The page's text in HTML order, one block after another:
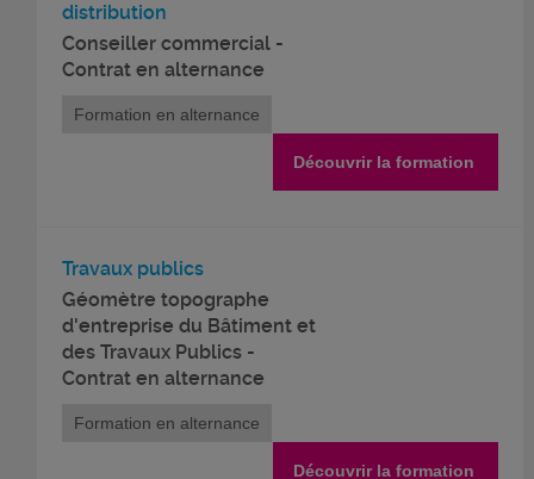
distribution
Conseiller commercial -
Contrat en alternance
Formation en alternance
Découvrir la formation
Travaux publics
Géomètre topographe
d'entreprise du Bâtiment et
des Travaux Publics -
Contrat en alternance
Formation en alternance
Découvrir la formation